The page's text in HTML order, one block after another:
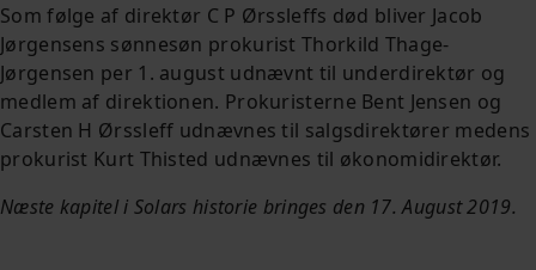
Som følge af direktør C P Ørssleffs død bliver Jacob
Jørgensens sønnesøn prokurist Thorkild Thage-
Jørgensen per 1. august udnævnt til underdirektør og
medlem af direktionen. Prokuristerne Bent Jensen og
Carsten H Ørssleff udnævnes til salgsdirektører medens
prokurist Kurt Thisted udnævnes til økonomidirektør.
Næste kapitel i Solars historie bringes den 17. August 2019.